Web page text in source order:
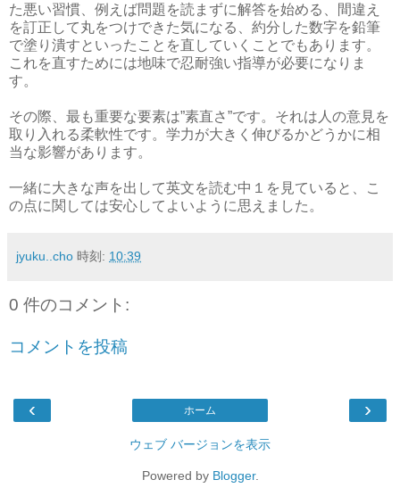
た悪い習慣、例えば問題を読まずに解答を始める、間違え
を訂正して丸をつけできた気になる、約分した数字を鉛筆
で塗り潰すといったことを直していくことでもあります。
これを直すためには地味で忍耐強い指導が必要になりま
す。
その際、最も重要な要素は”素直さ”です。それは人の意見を
取り入れる柔軟性です。学力が大きく伸びるかどうかに相
当な影響があります。
一緒に大きな声を出して英文を読む中１を見ていると、こ
の点に関しては安心してよいように思えました。
jyuku..cho 時刻: 10:39
0 件のコメント:
コメントを投稿
‹ ›
ホーム
ウェブ バージョンを表示
Powered by Blogger.